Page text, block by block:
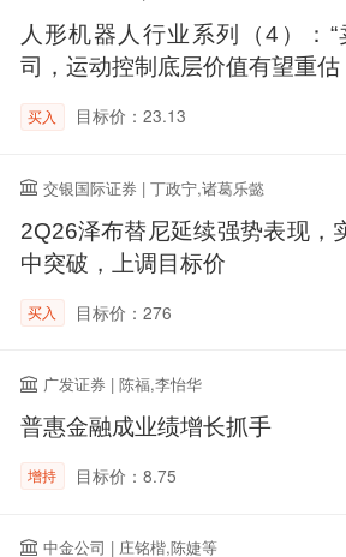
人形机器人行业系列（4）：“
司，运动控制底层价值有望重估
买入 目标价：23.13
交银国际证券 | 丁政宁,诸葛乐懿
2Q26泽布替尼延续强势表现，
中突破，上调目标价
买入 目标价：276
广发证券 | 陈福,李怡华
普惠金融成业绩增长抓手
增持 目标价：8.75
中金公司 | 庄铭楷,陈婕等